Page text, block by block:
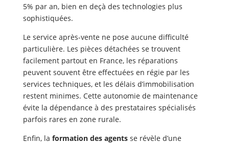
5% par an, bien en deçà des technologies plus
sophistiquées.
Le service après-vente ne pose aucune difficulté
particulière. Les pièces détachées se trouvent
facilement partout en France, les réparations
peuvent souvent être effectuées en régie par les
services techniques, et les délais d’immobilisation
restent minimes. Cette autonomie de maintenance
évite la dépendance à des prestataires spécialisés
parfois rares en zone rurale.
Enfin, la formation des agentsse révèle d’une